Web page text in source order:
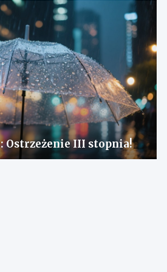
Ostrzeżenie III stopnia!